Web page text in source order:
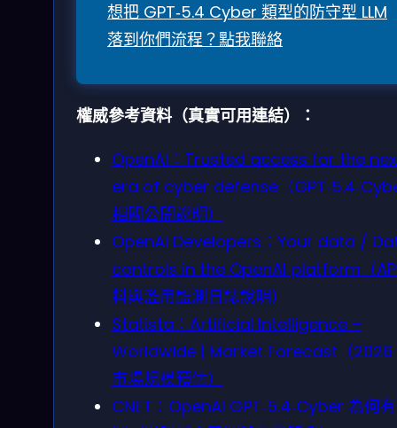
想把 GPT‑5.4 Cyber 類型的防守型 LLM
落到你們流程？點我聯絡
權威參考資料（真實可用連結）：
OpenAI：Trusted access for the
era of cyber defense（
相關公開說明）
OpenAI Developers：Your data /
controls in the OpenAI platform（
料與濫用監測日誌說明）
Statista：Artificial Intelligence –
Worldwide | Market Forecast（2026
市場規模預估）
CNET：OpenAI GPT‑5.4‑Cyber 為何